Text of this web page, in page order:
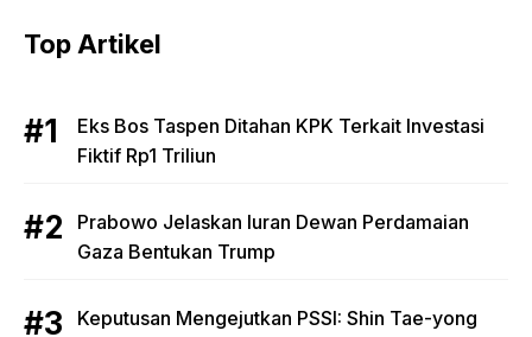
Top Artikel
Eks Bos Taspen Ditahan KPK Terkait Investasi
Fiktif Rp1 Triliun
Prabowo Jelaskan Iuran Dewan Perdamaian
Gaza Bentukan Trump
Keputusan Mengejutkan PSSI: Shin Tae-yong